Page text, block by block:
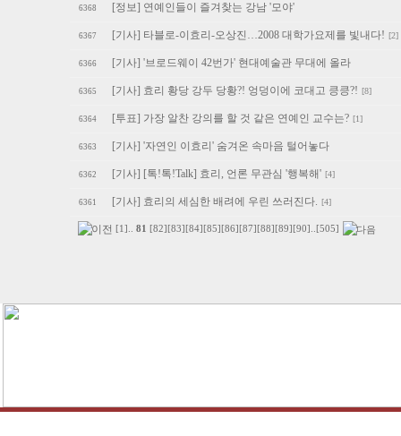
6368 [정보] 연예인들이 즐겨찾는 강남 '모야'
6367 [기사] 타블로-이효리-오상진…2008 대학가요제를 빛내다! [2]
6366 [기사] '브로드웨이 42번가' 현대예술관 무대에 올라
6365 [기사] 효리 황당 강두 당황?! 엉덩이에 코대고 킁킁?! [8]
6364 [투표] 가장 알찬 강의를 할 것 같은 연예인 교수는? [1]
6363 [기사] '자연인 이효리' 숨겨온 속마음 털어놓다
6362 [기사] [톡!톡!Talk] 효리, 언론 무관심 '행복해' [4]
6361 [기사] 효리의 세심한 배려에 우린 쓰러진다. [4]
[1] ..81 [82] [83] [84] [85] [86] [87] [88] [89] [90] [505]